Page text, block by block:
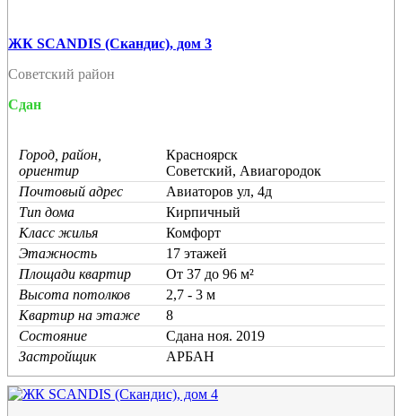
ЖК SCANDIS (Скандис), дом 3
Советский район
Сдан
Город, район,
ориентир
Красноярск
Советский, Авиагородок
Почтовый адрес
Авиаторов ул, 4д
Тип дома
Кирпичный
Класс жилья
Комфорт
Этажность
17 этажей
Площади квартир
От 37 до 96 м²
Высота потолков
2,7 - 3 м
Квартир на этаже
8
Состояние
Cдана ноя. 2019
Застройщик
АРБАН